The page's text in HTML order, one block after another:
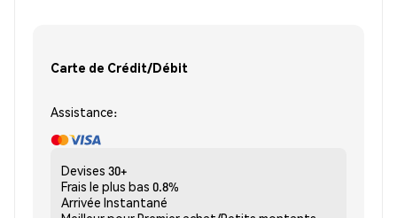
Carte de Crédit/Débit
Assistance:
Devises 30+
Frais le plus bas 0.8%
Arrivée Instantané